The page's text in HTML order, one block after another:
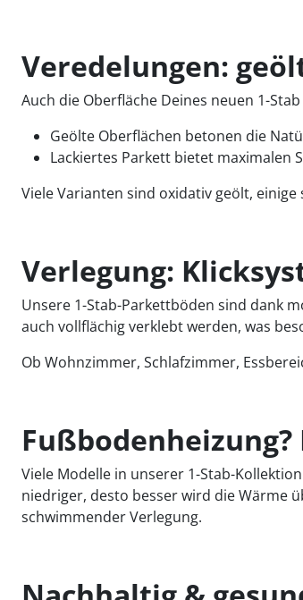
Veredelungen:
Auch die Oberfläche Deines neuen 1-
Geölte Oberflächen betonen die
Lackiertes Parkett bietet maximalen
Viele Varianten sind oxidativ geölt,
Verlegung:
Unsere 1-Stab-Parkettböden sind dank
auch vollflächig verklebt werden, was
Ob Wohnzimmer, Schlafzimmer,
Viele Modelle in unserer 1-Stab-
niedriger, desto besser wird die Wärme
schwimmender Verlegung.